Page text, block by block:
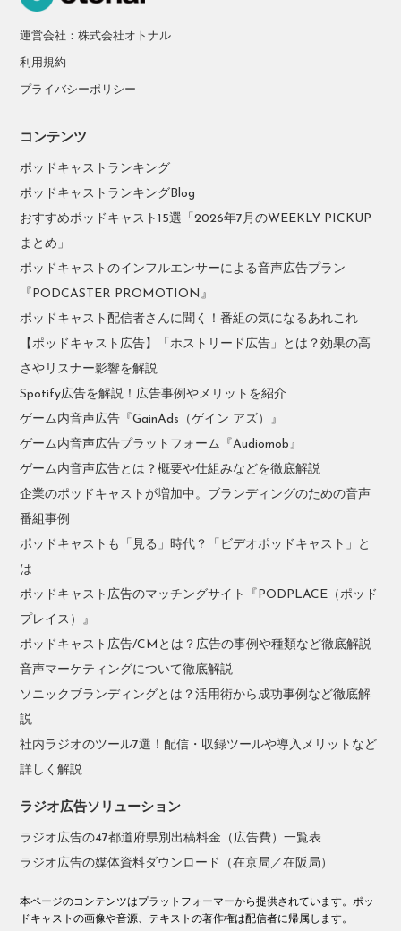
運営会社：株式会社オトナル
利用規約
プライバシーポリシー
コンテンツ
ポッドキャストランキング
ポッドキャストランキングBlog
おすすめポッドキャスト15選「2026年7月のWEEKLY PICKUP
まとめ」
ポッドキャストのインフルエンサーによる音声広告プラン
『PODCASTER PROMOTION』
ポッドキャスト配信者さんに聞く！番組の気になるあれこれ
【ポッドキャスト広告】「ホストリード広告」とは？効果の高
さやリスナー影響を解説
Spotify広告を解説！広告事例やメリットを紹介
ゲーム内音声広告『GainAds（ゲイン アズ）』
ゲーム内音声広告プラットフォーム『Audiomob』
ゲーム内音声広告とは？概要や仕組みなどを徹底解説
企業のポッドキャストが増加中。ブランディングのための音声
番組事例
ポッドキャストも「見る」時代？「ビデオポッドキャスト」と
は
ポッドキャスト広告のマッチングサイト『PODPLACE（ポッド
プレイス）』
ポッドキャスト広告/CMとは？広告の事例や種類など徹底解説
音声マーケティングについて徹底解説
ソニックブランディングとは？活用術から成功事例など徹底解
説
社内ラジオのツール7選！配信・収録ツールや導入メリットなど
詳しく解説
ラジオ広告ソリューション
ラジオ広告の47都道府県別出稿料金（広告費）一覧表
ラジオ広告の媒体資料ダウンロード（在京局／在阪局）
本ページのコンテンツはプラットフォーマーから提供されています。ポッ
ドキャストの画像や音源、テキストの著作権は配信者に帰属します。